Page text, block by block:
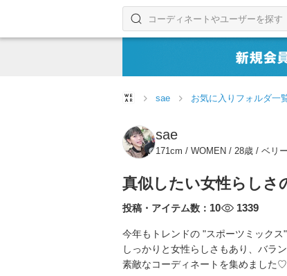
コーディネートやユーザーを探す
検索する
sae お気に入りフォルダ一
sae
171cm / WOMEN / 28歳 / ベリ
真似したい女性らし
投稿・アイテム数： 10 1339
今年もトレンドの "スポーツミックス
しっかりと女性らしさもあり、バラ
素敵なコーディネートを集めました♡